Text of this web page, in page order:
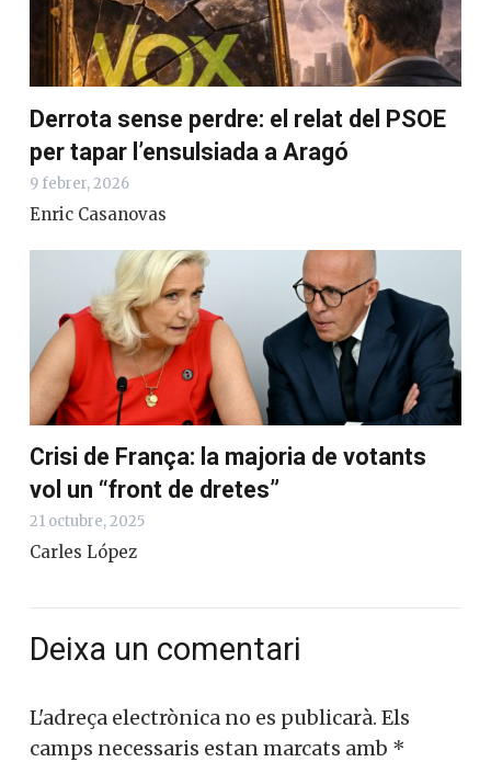
Derrota sense perdre: el relat del PSOE
per tapar l’ensulsiada a Aragó
9 febrer, 2026
Enric Casanovas
Crisi de França: la majoria de votants
vol un “front de dretes”
21 octubre, 2025
Carles López
Deixa un comentari
L'adreça electrònica no es publicarà. Els
camps necessaris estan marcats amb *